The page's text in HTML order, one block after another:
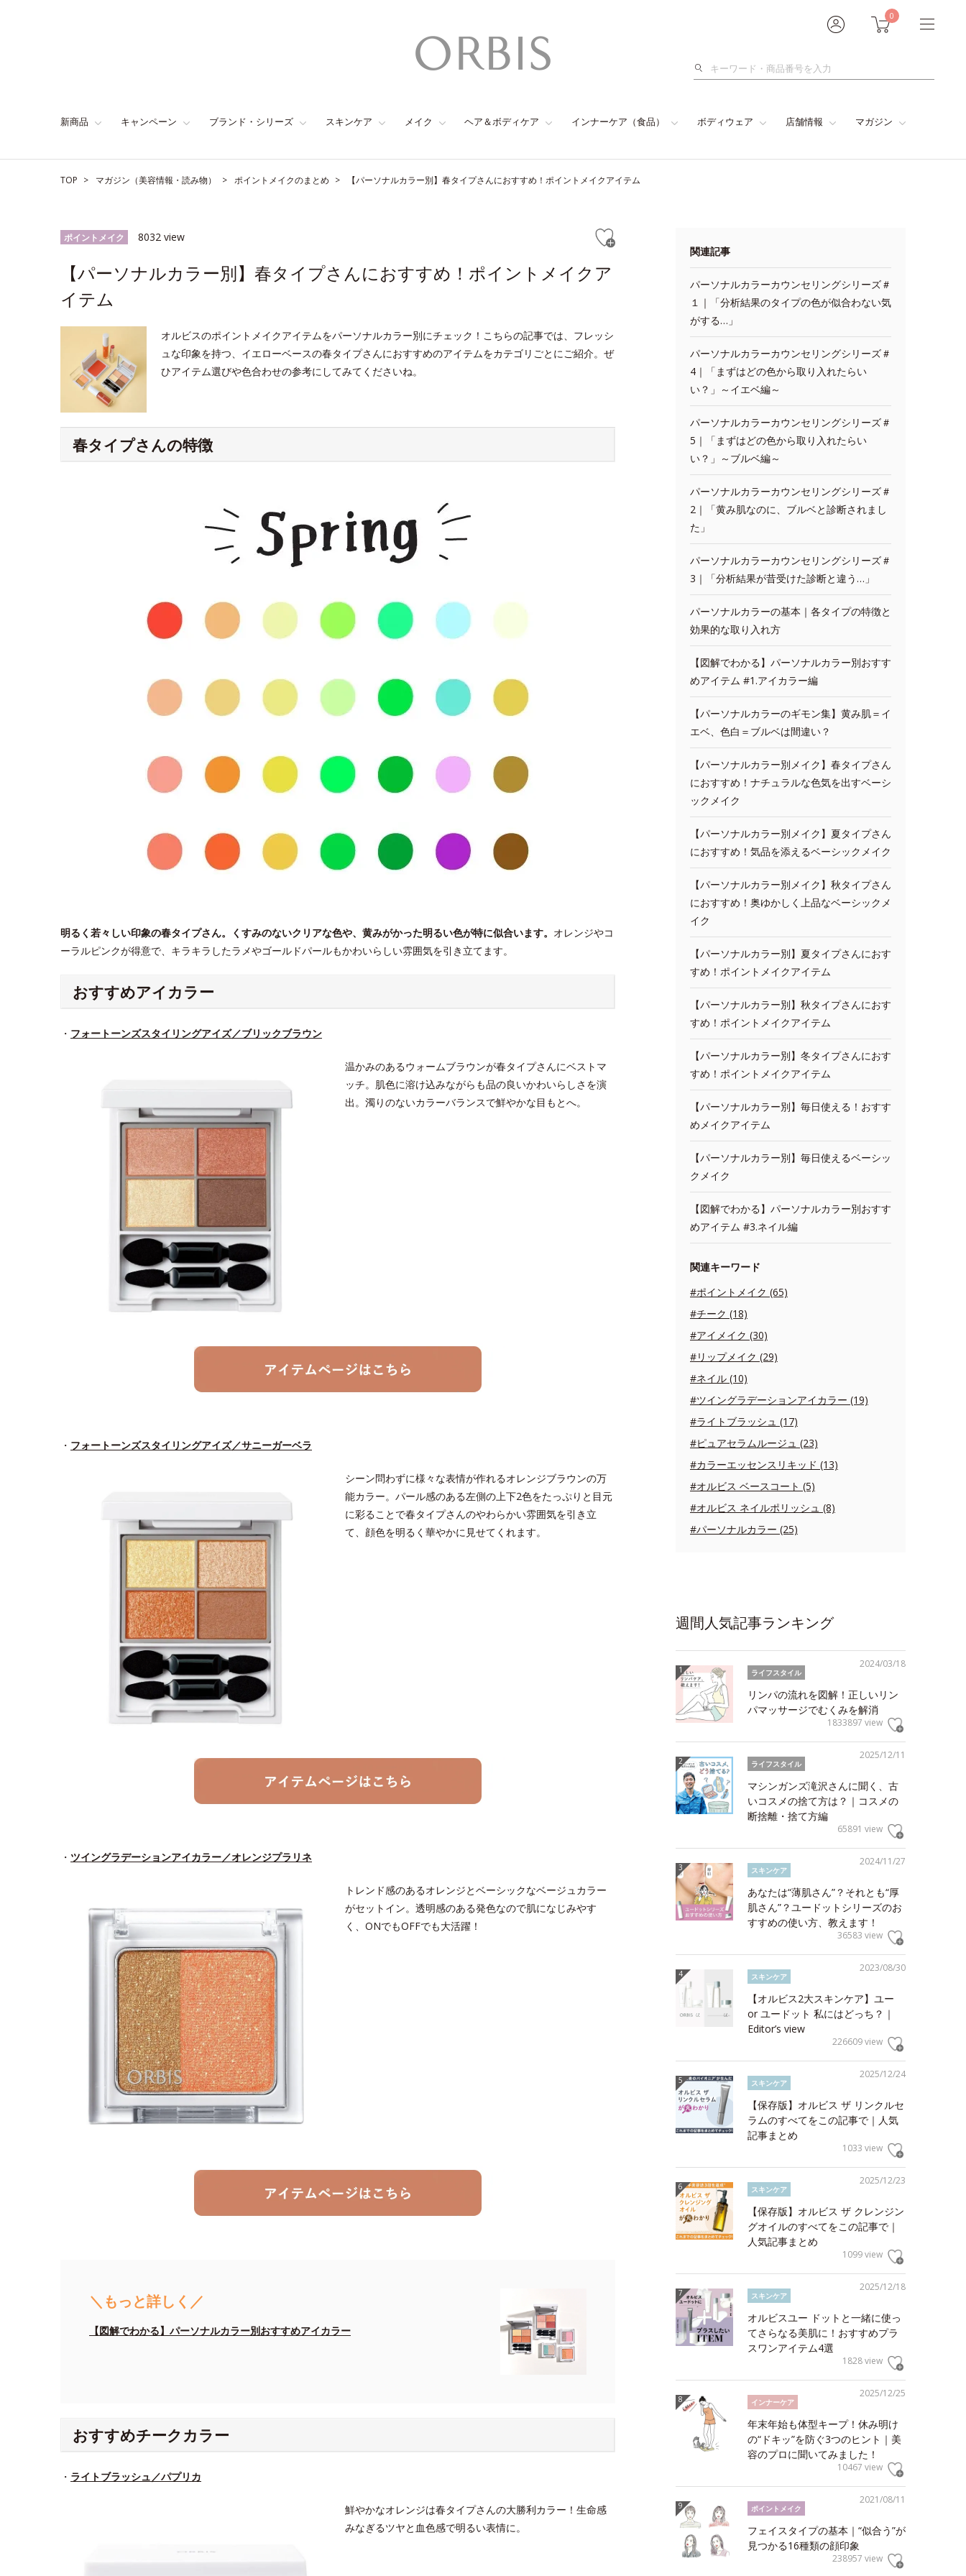
0
検
新商品 キャンペーン ブランド・シリーズ スキンケア メイク ヘア＆ボディケア インナーケア（食品） ボディウェア 店舗情報 マガジン
TOP マガジン（美容情報・読み物） ポイントメイクのまとめ 【パーソナルカラー別】春タイプさんにおすすめ！ポイントメイクアイテム
ポイントメイク 8032 view
【パーソナルカラー別】春タイプさんにおすすめ！ポイントメイクア
イテム
オルビスのポイントメイクアイテムをパーソナルカラー別にチェック！こちらの記事では、フレッシ
ュな印象を持つ、イエローベースの春タイプさんにおすすめのアイテムをカテゴリごとにご紹介。ぜ
ひアイテム選びや色合わせの参考にしてみてくださいね。
春タイプさんの特徴
明るく若々しい印象の春タイプさん。くすみのないクリアな色や、黄みがかった明るい色が特に似合います。 オレンジやコ
ーラルピンクが得意で、キラキラしたラメやゴールドパールもかわいらしい雰囲気を引き立てます。
おすすめアイカラー
・ フォートーンズスタイリングアイズ／ブリックブラウン
温かみのあるウォームブラウンが春タイプさんにベストマ
ッチ。肌色に溶け込みながらも品の良いかわいらしさを演
出。濁りのないカラーバランスで鮮やかな目もとへ。
・ フォートーンズスタイリングアイズ／サニーガーベラ
シーン問わずに様々な表情が作れるオレンジブラウンの万
能カラー。パール感のある左側の上下2色をたっぷりと目元
に彩ることで春タイプさんのやわらかい雰囲気を引き立
て、顔色を明るく華やかに見せてくれます。
・ ツイングラデーションアイカラー／オレンジプラリネ
トレンド感のあるオレンジとベーシックなベージュカラー
がセットイン。透明感のある発色なので肌になじみやす
く、ONでもOFFでも大活躍！
＼もっと詳しく／
【図解でわかる】パーソナルカラー別おすすめアイカラー
おすすめチークカラー
・ ライトブラッシュ／パプリカ
鮮やかなオレンジは春タイプさんの大勝利カラー！生命感
みなぎるツヤと血色感で明るい表情に。
関連記事
パーソナルカラーカウンセリングシリーズ＃
１｜「分析結果のタイプの色が似合わない気
がする…」
パーソナルカラーカウンセリングシリーズ＃
4｜「まずはどの色から取り入れたらい
い？」～イエベ編～
パーソナルカラーカウンセリングシリーズ＃
5｜「まずはどの色から取り入れたらい
い？」～ブルベ編～
パーソナルカラーカウンセリングシリーズ＃
2｜「黄み肌なのに、ブルベと診断されまし
た」
パーソナルカラーカウンセリングシリーズ＃
3｜「分析結果が昔受けた診断と違う…」
パーソナルカラーの基本｜各タイプの特徴と
効果的な取り入れ方
【図解でわかる】パーソナルカラー別おすす
めアイテム #1.アイカラー編
【パーソナルカラーのギモン集】黄み肌＝イ
エベ、色白＝ブルベは間違い？
【パーソナルカラー別メイク】春タイプさん
におすすめ！ナチュラルな色気を出すベーシ
ックメイク
【パーソナルカラー別メイク】夏タイプさん
におすすめ！気品を添えるベーシックメイク
【パーソナルカラー別メイク】秋タイプさん
におすすめ！奥ゆかしく上品なベーシックメ
イク
【パーソナルカラー別】夏タイプさんにおす
すめ！ポイントメイクアイテム
【パーソナルカラー別】秋タイプさんにおす
すめ！ポイントメイクアイテム
【パーソナルカラー別】冬タイプさんにおす
すめ！ポイントメイクアイテム
【パーソナルカラー別】毎日使える！おすす
めメイクアイテム
【パーソナルカラー別】毎日使えるベーシッ
クメイク
【図解でわかる】パーソナルカラー別おすす
めアイテム #3.ネイル編
関連キーワード
#ポイントメイク (65)
#チーク (18)
#アイメイク (30)
#リップメイク (29)
#ネイル (10)
#ツイングラデーションアイカラー (19)
#ライトブラッシュ (17)
#ピュアセラムルージュ (23)
#カラーエッセンスリキッド (13)
#オルビス ベースコート (5)
#オルビス ネイルポリッシュ (8)
#パーソナルカラー (25)
週間人気記事ランキング
2024/03/18
ライフスタイル
リンパの流れを図解！正しいリン
パマッサージでむくみを解消
1833897 view
2025/12/11
ライフスタイル
マシンガンズ滝沢さんに聞く、古
いコスメの捨て方は？｜コスメの
断捨離・捨て方編
65891 view
2024/11/27
スキンケア
あなたは“薄肌さん”？それとも“厚
肌さん”？ユードットシリーズのお
すすめの使い方、教えます！
36583 view
2023/08/30
スキンケア
【オルビス2大スキンケア】ユー
or ユードット 私にはどっち？｜
Editor’s view
226609 view
2025/12/24
スキンケア
【保存版】オルビス ザ リンクルセ
ラムのすべてをこの記事で｜人気
記事まとめ
1033 view
2025/12/23
スキンケア
【保存版】オルビス ザ クレンジン
グオイルのすべてをこの記事で｜
人気記事まとめ
1099 view
2025/12/18
スキンケア
オルビスユー ドットと一緒に使っ
てさらなる美肌に！おすすめプラ
スワンアイテム4選
1828 view
2025/12/25
インナーケア
年末年始も体型キープ！休み明け
の“ドキッ”を防ぐ3つのヒント｜美
容のプロに聞いてみました！
10467 view
2021/08/11
ポイントメイク
フェイスタイプの基本｜“似合う”が
見つかる16種類の顔印象
238957 view